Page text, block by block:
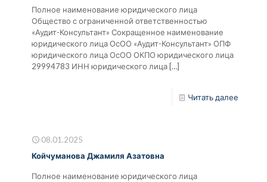
Полное наименование юридического лица
Общество с ограниченной ответственностью
«Аудит-Консультант» Сокращенное наименование
юридического лица ОсОО «Аудит-Консультант» ОПФ
юридического лица ОсОО ОКПО юридического лица
29994783 ИНН юридического лица […]
Читать далее
08.01.2025
Койчуманова Джамиля Азатовна
Полное наименование юридического лица